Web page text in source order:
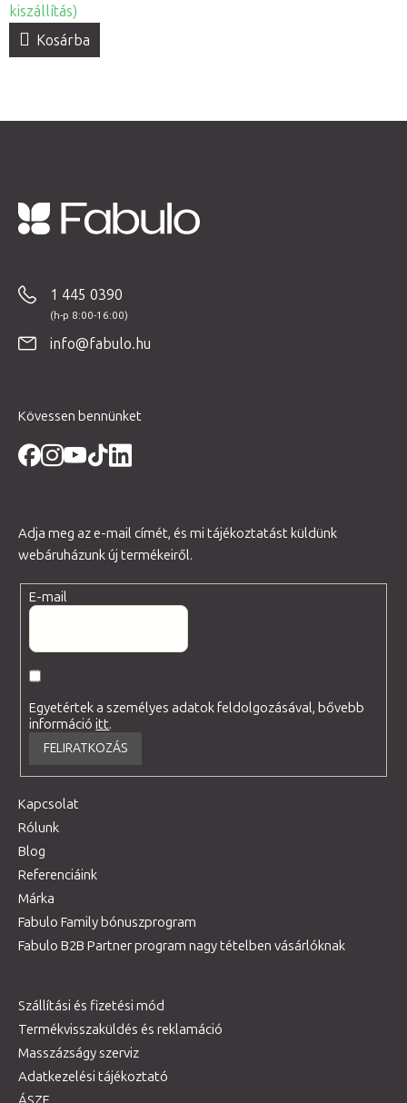
kiszállítás)
Kosárba
1 445 0390
info@fabulo.hu
Kövessen bennünket
Adja meg az e-mail címét, és mi tájékoztatást küldünk
webáruházunk új termékeiről.
E-mail
Egyetértek a személyes adatok feldolgozásával, bővebb
információitt.
FELIRATKOZÁS
Kapcsolat
Rólunk
Blog
Referenciáink
Márka
Fabulo Family bónuszprogram
Fabulo B2B Partner program nagy tételben vásárlóknak
Szállítási és fizetési mód
Termékvisszaküldés és reklamáció
Masszázságy szerviz
Adatkezelési tájékoztató